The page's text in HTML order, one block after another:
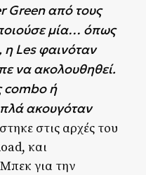
Green από τους
μία… όπως
η Les φαινόταν
να ακολουθηθεί.
combo ή
ακουγόταν
στις αρχές του
και
για την